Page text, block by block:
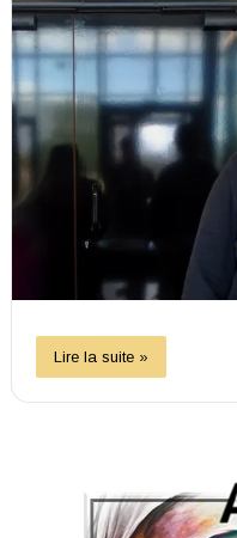
Lire la suite »